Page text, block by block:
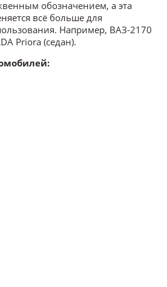
обозначением, а эта
всё больше для
Например, ВАЗ-2170
Priora (седан).